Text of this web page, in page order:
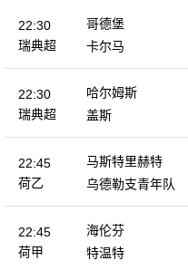
22:30
瑞典超
哥德堡
卡尔马
22:30
瑞典超
哈尔姆斯
盖斯
22:45
荷乙
马斯特里赫特
乌德勒支青年队
22:45
荷甲
海伦芬
特温特